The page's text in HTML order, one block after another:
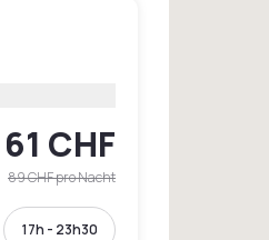
61 CHF
89 CHFpro Nacht
17h - 23h30